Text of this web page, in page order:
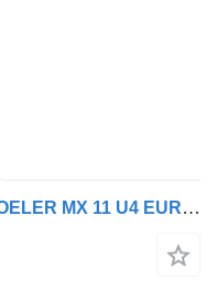
DAF 2429914 // 2115743 OLIEKOELER MX 11 U4 EURO 6 voor trekker